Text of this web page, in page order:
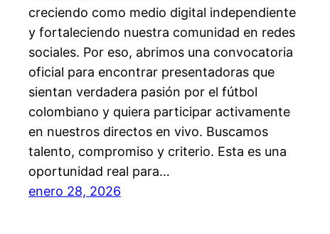
creciendo como medio digital independiente
y fortaleciendo nuestra comunidad en redes
sociales. Por eso, abrimos una convocatoria
oficial para encontrar presentadoras que
sientan verdadera pasión por el fútbol
colombiano y quiera participar activamente
en nuestros directos en vivo. Buscamos
talento, compromiso y criterio. Esta es una
oportunidad real para…
enero 28, 2026